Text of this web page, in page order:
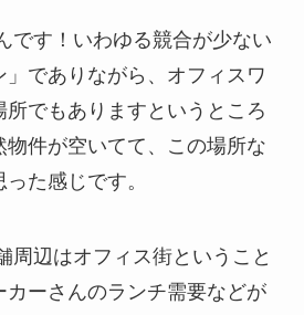
です！いわゆる競合が少ない
」でありながら、オフィスワ
でもありますというところ
物件が空いてて、この場所な
た感じです。
周辺はオフィス街ということ
カーさんのランチ需要などが